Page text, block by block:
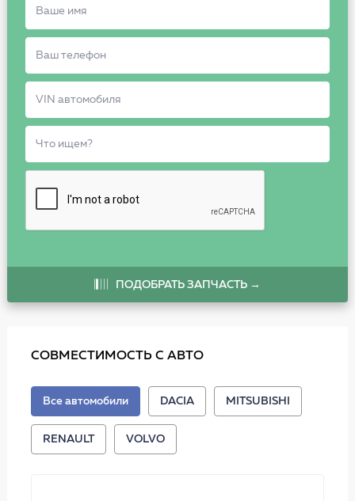
ПОДОБРАТЬ ЗАПЧАСТЬ →
СОВМЕСТИМОСТЬ С АВТО
Все автомобили DACIA MITSUBISHI
RENAULT VOLVO